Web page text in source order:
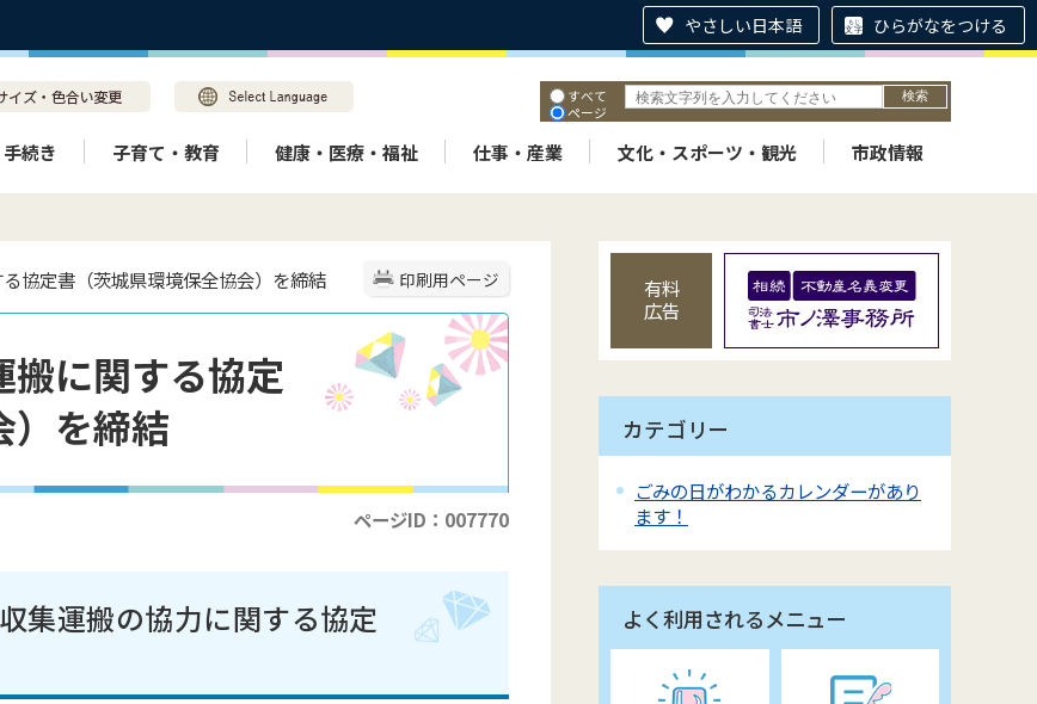
やさしい日本語 ひらがなをつける
すべて
ページ
続き 子育て・教育 健康・医療・福祉 仕事・産業 文化・スポーツ・観光 市政情報
印刷用ページ
協定書（茨城県環境保全協会）を締結
に関する協定
）を締結
ページID：007770
集運搬の協力に関する協定
有料
広告
カテゴリー
ごみの日がわかるカレンダーがあり
ます！
よく利用されるメニュー